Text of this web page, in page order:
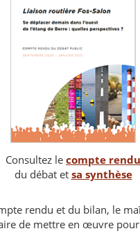
Consultez le compte rendu
du débat et sa synthèse
rendu et du bilan, le
de mettre en œuvre